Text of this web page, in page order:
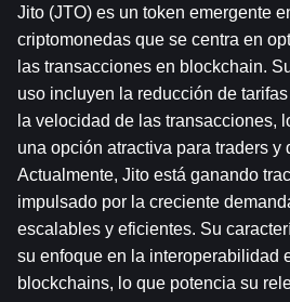
Jito (JTO) es un token emergente
criptomonedas que se centra en
las transacciones en blockchain.
uso incluyen la reducción de
la velocidad de las transacciones,
una opción atractiva para traders y
Actualmente, Jito está ganando
impulsado por la creciente
escalables y eficientes. Su
su enfoque en la interoperabilidad
blockchains, lo que potencia su